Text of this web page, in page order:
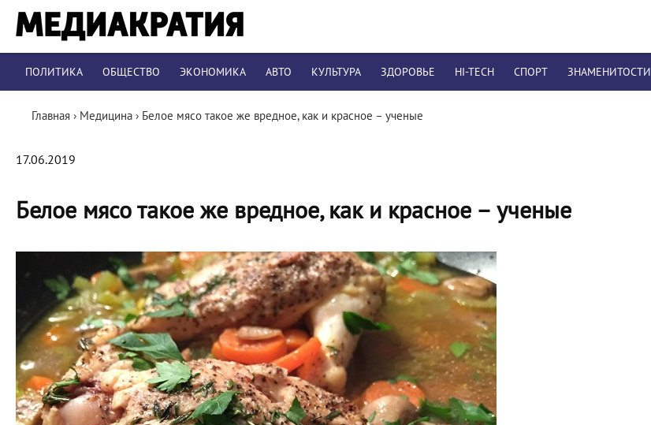
ПОЛИТИКА ОБЩЕСТВО ЭКОНОМИКА АВТО КУЛЬТУРА ЗДОРОВЬЕ HI-TECH СПОРТ ЗНАМЕНИТОСТИ
Главная › Медицина › Белое мясо такое же вредное, как и красное – ученые
17.06.2019
Белое мясо такое же вредное, как и красное – ученые